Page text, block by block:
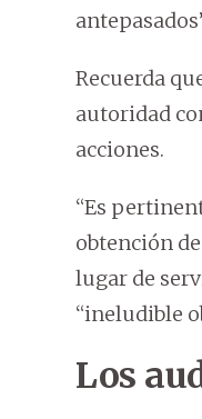
Recuerda
autoridad
acciones.
“Es
obtención
lugar de
“ineludible
Los